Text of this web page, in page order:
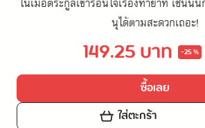
นุได้ตามสะดวกเถอะ!
149.25 บาท -25 %
ซื้อเลย
ใส่ตะกร้า